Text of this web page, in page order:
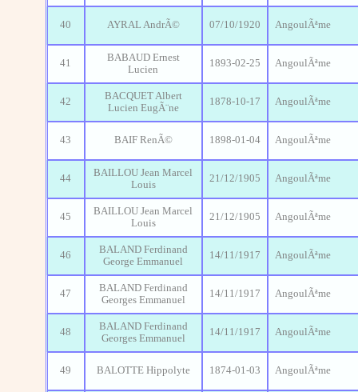
40 AYRAL AndrÃ© 07/10/1920 AngoulÃªme
41
BABAUD Ernest
Lucien
1893-02-25 AngoulÃªme
42
BACQUET Albert
Lucien EugÃ¨ne
1878-10-17 AngoulÃªme
43 BAIF RenÃ© 1898-01-04 AngoulÃªme
44
BAILLOU Jean Marcel
Louis
21/12/1905 AngoulÃªme
45
BAILLOU Jean Marcel
Louis
21/12/1905 AngoulÃªme
46
BALAND Ferdinand
George Emmanuel
14/11/1917 AngoulÃªme
47
BALAND Ferdinand
Georges Emmanuel
14/11/1917 AngoulÃªme
48
BALAND Ferdinand
Georges Emmanuel
14/11/1917 AngoulÃªme
49 BALOTTE Hippolyte 1874-01-03 AngoulÃªme